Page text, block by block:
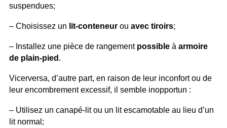
suspendues;
– Choisissez un lit-conteneur ou avec tiroirs;
– Installez une pièce de rangementpossible à armoire
de plain-pied .
Vicerversa, d’autre part, en raison de leur inconfort ou de
leur encombrement excessif, il semble inopportun :
– Utilisez un canapé-lit ou un lit escamotable au lieu d’un
lit normal;